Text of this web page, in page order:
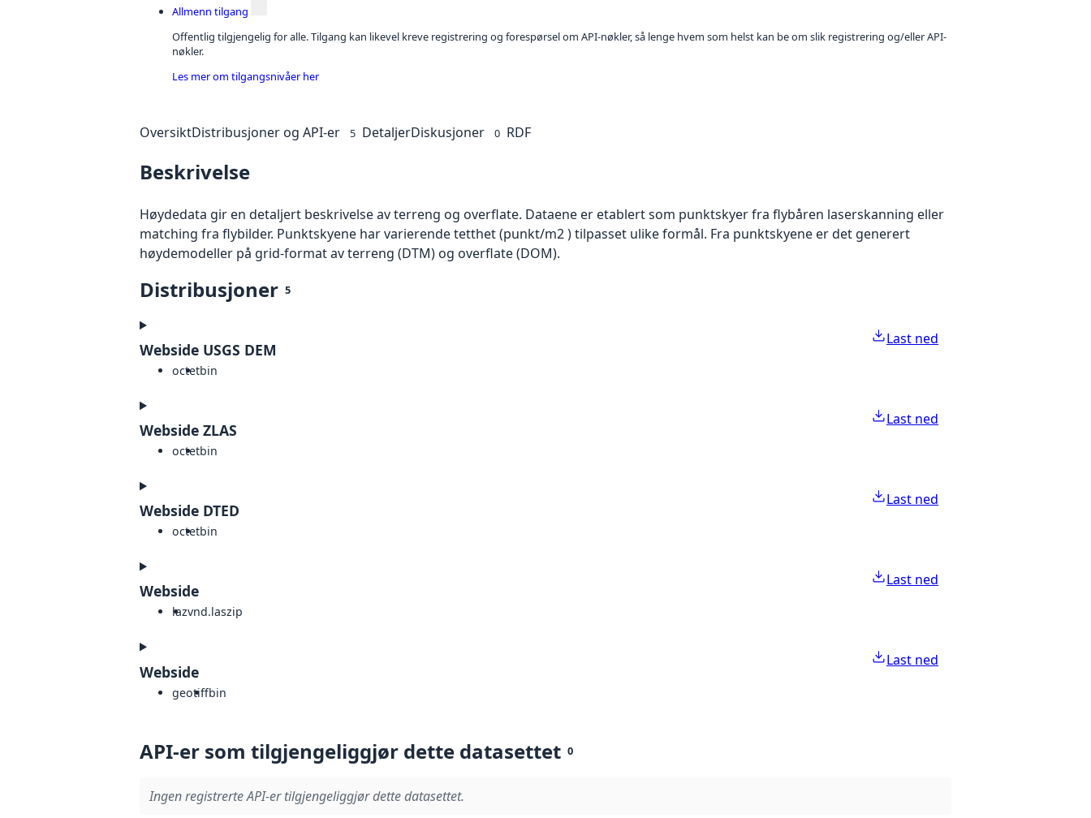
Allmenn tilgang
Offentlig tilgjengelig for alle. Tilgang kan likevel kreve registrering og forespørsel om API-nøkler, så lenge hvem som helst kan be om slik registrering og/eller API-
nøkler.
Les mer om tilgangsnivåer her
OversiktDistribusjoner og API-er 5 DetaljerDiskusjoner 0 RDF
Beskrivelse
Høydedata gir en detaljert beskrivelse av terreng og overflate. Dataene er etablert som punktskyer fra flybåren laserskanning eller
matching fra flybilder. Punktskyene har varierende tetthet (punkt/m2 ) tilpasset ulike formål. Fra punktskyene er det generert
høydemodeller på grid-format av terreng (DTM) og overflate (DOM).
Distribusjoner 5
Webside USGS DEM
octetbin
Last ned
Webside ZLAS
octetbin
Last ned
Webside DTED
octetbin
Last ned
Webside
lazvnd.laszip
Last ned
Webside
geotiffbin
Last ned
API-er som tilgjengeliggjør dette datasettet 0
Ingen registrerte API-er tilgjengeliggjør dette datasettet.